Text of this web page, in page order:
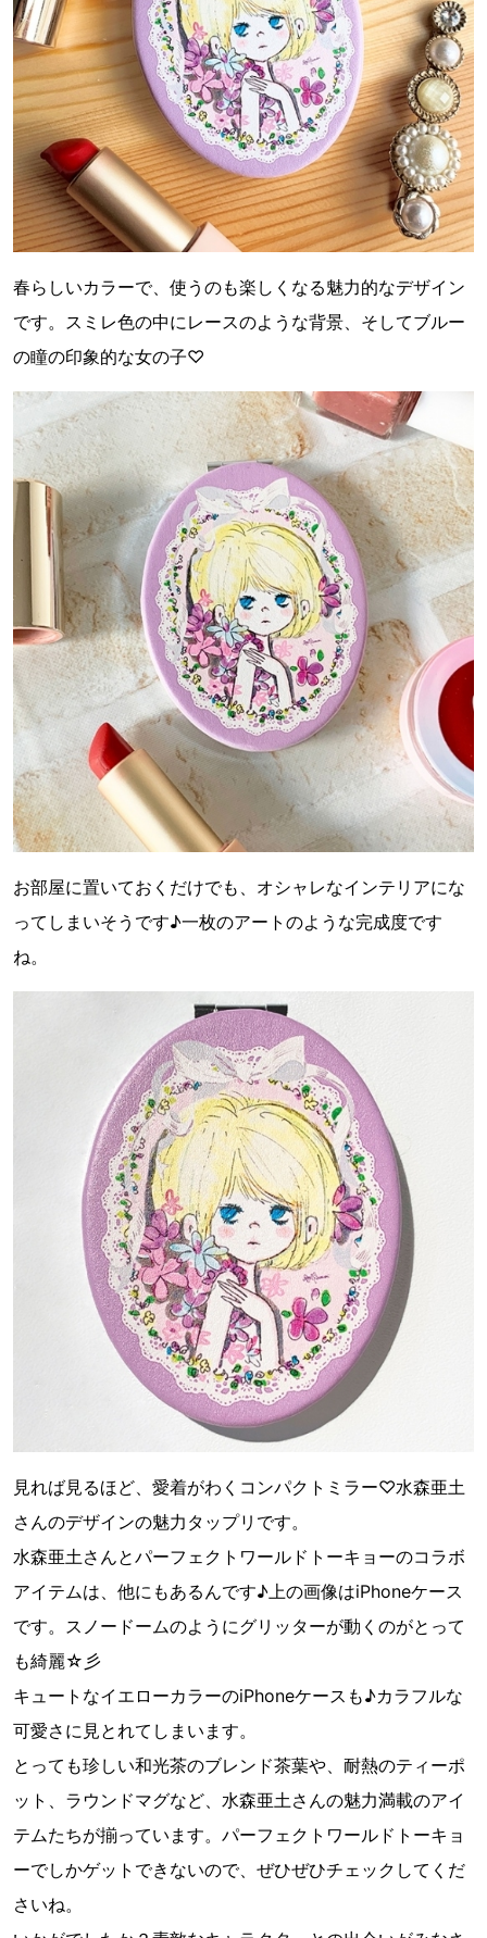
春らしいカラーで、使うのも楽しくなる魅力的なデザイン
です。スミレ色の中にレースのような背景、そしてブルー
の瞳の印象的な女の子♡
お部屋に置いておくだけでも、オシャレなインテリアにな
ってしまいそうです♪一枚のアートのような完成度です
ね。
見れば見るほど、愛着がわくコンパクトミラー♡水森亜土
さんのデザインの魅力タップリです。
水森亜土さんとパーフェクトワールドトーキョーのコラボ
アイテムは、他にもあるんです♪上の画像はiPhoneケース
です。スノードームのようにグリッターが動くのがとって
も綺麗☆彡
キュートなイエローカラーのiPhoneケースも♪カラフルな
可愛さに見とれてしまいます。
とっても珍しい和光茶のブレンド茶葉や、耐熱のティーポ
ット、ラウンドマグなど、水森亜土さんの魅力満載のアイ
テムたちが揃っています。パーフェクトワールドトーキョ
ーでしかゲットできないので、ぜひぜひチェックしてくだ
さいね。